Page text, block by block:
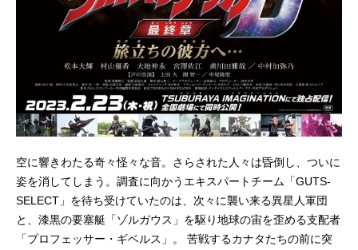
空に響きわたる奇々怪々な音。さらされた人々は昏倒し、ついに
姿を消してしまう。調査に向かうエキスパートチーム「GUTS-
SELECT」を待ち受けていたのは、次々に襲い来る異星人軍団
と、漆黒の要塞艇「ゾルガウス」を駆り地球の宙を歪める支配者
「プロフェッサー・ギベルス」。 苦戦するカナタたちの前に突